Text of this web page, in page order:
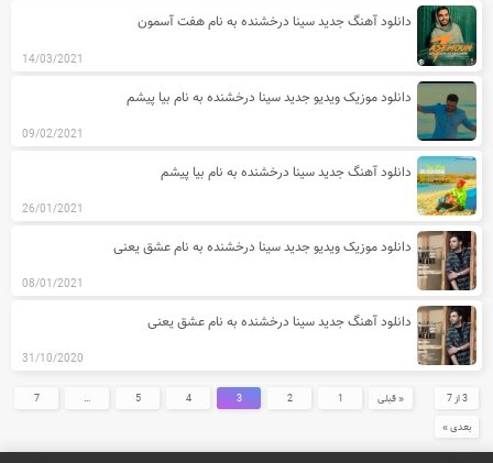
دانلود آهنگ جدید سینا درخشنده به نام هفت آسمون
14/03/2021
دانلود موزیک ویدیو جدید سینا درخشنده به نام بیا پیشم
09/02/2021
دانلود آهنگ جدید سینا درخشنده به نام بیا پیشم
26/01/2021
دانلود موزیک ویدیو جدید سینا درخشنده به نام عشق یعنی
08/01/2021
دانلود آهنگ جدید سینا درخشنده به نام عشق یعنی
31/10/2020
3 از 7 « قبلی 1
2
3
4
5
…
7
بعدی »